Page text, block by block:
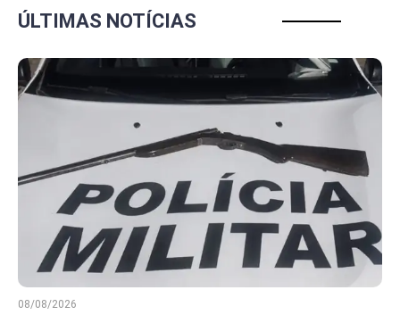
ÚLTIMAS NOTÍCIAS
08/08/2026